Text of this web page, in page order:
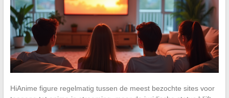
HiAnime figure regelmatig tussen de meest bezochte sites voor